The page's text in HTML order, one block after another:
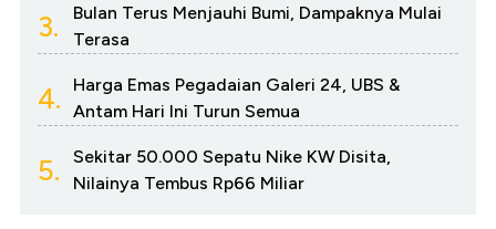
3.
Bulan Terus Menjauhi Bumi, Dampaknya Mulai
Terasa
4.
Harga Emas Pegadaian Galeri 24, UBS &
Antam Hari Ini Turun Semua
5.
Sekitar 50.000 Sepatu Nike KW Disita,
Nilainya Tembus Rp66 Miliar